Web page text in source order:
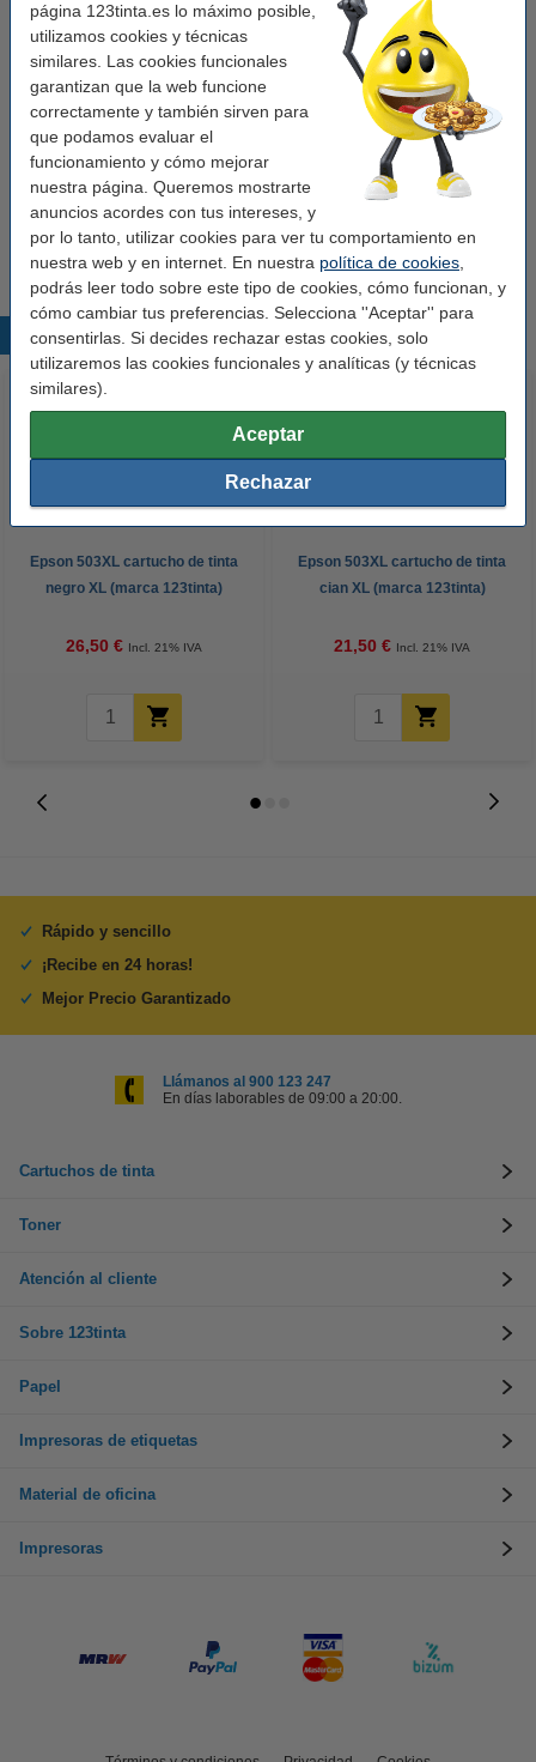
página 123tinta.es lo máximo posible,
utilizamos cookies y técnicas
similares. Las cookies funcionales
garantizan que la web funcione
correctamente y también sirven para
que podamos evaluar el
funcionamiento y cómo mejorar
nuestra página. Queremos mostrarte
anuncios acordes con tus intereses, y
por lo tanto, utilizar cookies para ver tu comportamiento en
nuestra web y en internet. En nuestra política de cookies
podrás leer todo sobre este tipo de cookies, cómo funcionan, y
cómo cambiar tus preferencias. Selecciona ''Aceptar'' para
consentirlas. Si decides rechazar estas cookies, solo
utilizaremos las cookies funcionales y analíticas (y técnicas
similares).
Aceptar
Rechazar
Tipo: cartucho de tinta
Volumen: 13 ml
Marca:
Núm. de item: 652057
Le recomendamos que compre este cartucho en lugar del cartucho
original.
Productos destacados
Epson 503XL cartucho de tinta
negro XL (marca 123tinta)
26,50 € Incl. 21% IVA
Epson 503XL cartucho de tinta
cian XL (marca 123tinta)
21,50 € Incl. 21% IVA
Rápido y sencillo
¡Recibe en 24 horas!
Mejor Precio Garantizado
Llámanos al 900 123 247
En días laborables de 09:00 a 20:00.
Cartuchos de tinta
Toner
Atención al cliente
Sobre 123tinta
Papel
Impresoras de etiquetas
Material de oficina
Impresoras